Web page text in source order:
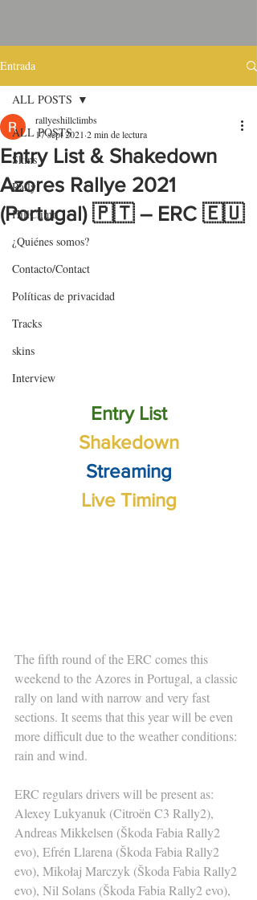
Entrada
ALL POSTS
Skins
Rally
HillClimb
¿Quiénes somos?
Contacto/Contact
Políticas de privacidad
Tracks
skins
Interview
ALL POSTS
Entry List & Shakedown
Azores Rallye 2021
(Portugal) 🇵🇹 – ERC 🇪🇺
rallyeshillclimbs
17 sept 2021 2 min de lectura
Entry List
Shakedown
Streaming
Live Timing
The fifth round of the ERC comes this
weekend to the Azores in Portugal, a classic
rally on land with narrow and very fast
sections. It seems that this year will be even
more difficult due to the weather conditions:
rain and wind.
ERC regulars drivers will be present as:
Alexey Lukyanuk (Citroën C3 Rally2),
Andreas Mikkelsen (Škoda Fabia Rally2
evo), Efrén Llarena (Škoda Fabia Rally2
evo), Mikołaj Marczyk (Škoda Fabia Rally2
evo), Nil Solans (Škoda Fabia Rally2 evo),